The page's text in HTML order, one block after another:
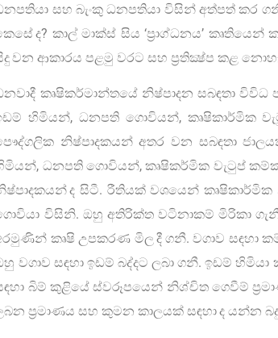
සහ බැංකු ධනපතියා විසින් අත්පත් කර
ද? කාල් මාක්ස් සිය ‘ප්‍රාග්ධනය’
වන ආකාරය පළමු වරට සහ ප්‍රතික්‍ෂ්ප කළ
කෘෂිකර්මාන්තයේ නිෂ්පාදන සබඳතා
හිමියන්, ධනපති ගොවියන්, කෘෂිකාර්මික
නිෂ්පාදකයන් අතර වන සබඳතා
ධනපති ගොවියන්, කෘෂිකර්මික වැටුප්
ද සිටී. රීතියක් වශයෙන්
විසිනි. ඔහු අතිරික්ත වටිනාකම් මිරිකා
කෘෂි උපකරණ මිල දී ගනී. වගාව සඳහා
වගාව සඳහා ඉඩම් බද්දට ලබා ගනී. ඉඩම්
බිම් කුළියේ ස්වරූපයෙන් නිශ්චිත ගෙවීම්
ප්‍රමාණය සහ කුමන කාලයක් සඳහා ද යන්න